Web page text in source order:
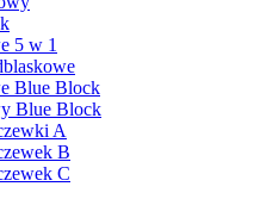
5 w 1
Blue Block
Blue Block
A
B
C